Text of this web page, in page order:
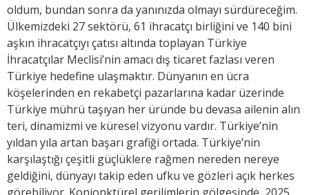
oldum, bundan sonra da yanınızda olmayı sürdüreceğim.
Ülkemizdeki 27 sektörü, 61 ihracatçı birliğini ve 140 bini
aşkın ihracatçıyı çatısı altında toplayan Türkiye
İhracatçılar Meclisi’nin amacı dış ticaret fazlası veren
Türkiye hedefine ulaşmaktır. Dünyanın en ücra
köşelerinden en rekabetçi pazarlarına kadar üzerinde
Türkiye mührü taşıyan her üründe bu devasa ailenin alın
teri, dinamizmi ve küresel vizyonu vardır. Türkiye’nin
yıldan yıla artan başarı grafiği ortada. Türkiye’nin
karşılaştığı çeşitli güçlüklere rağmen nereden nereye
geldiğini, dünyayı takip eden ufku ve gözleri açık herkes